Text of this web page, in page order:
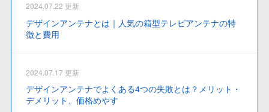
2024.07.22 更新
デザインアンテナとは｜人気の箱型テレビアンテナの特
徴と費用
2024.07.17 更新
デザインアンテナでよくある4つの失敗とは？メリット・
デメリット、価格めやす